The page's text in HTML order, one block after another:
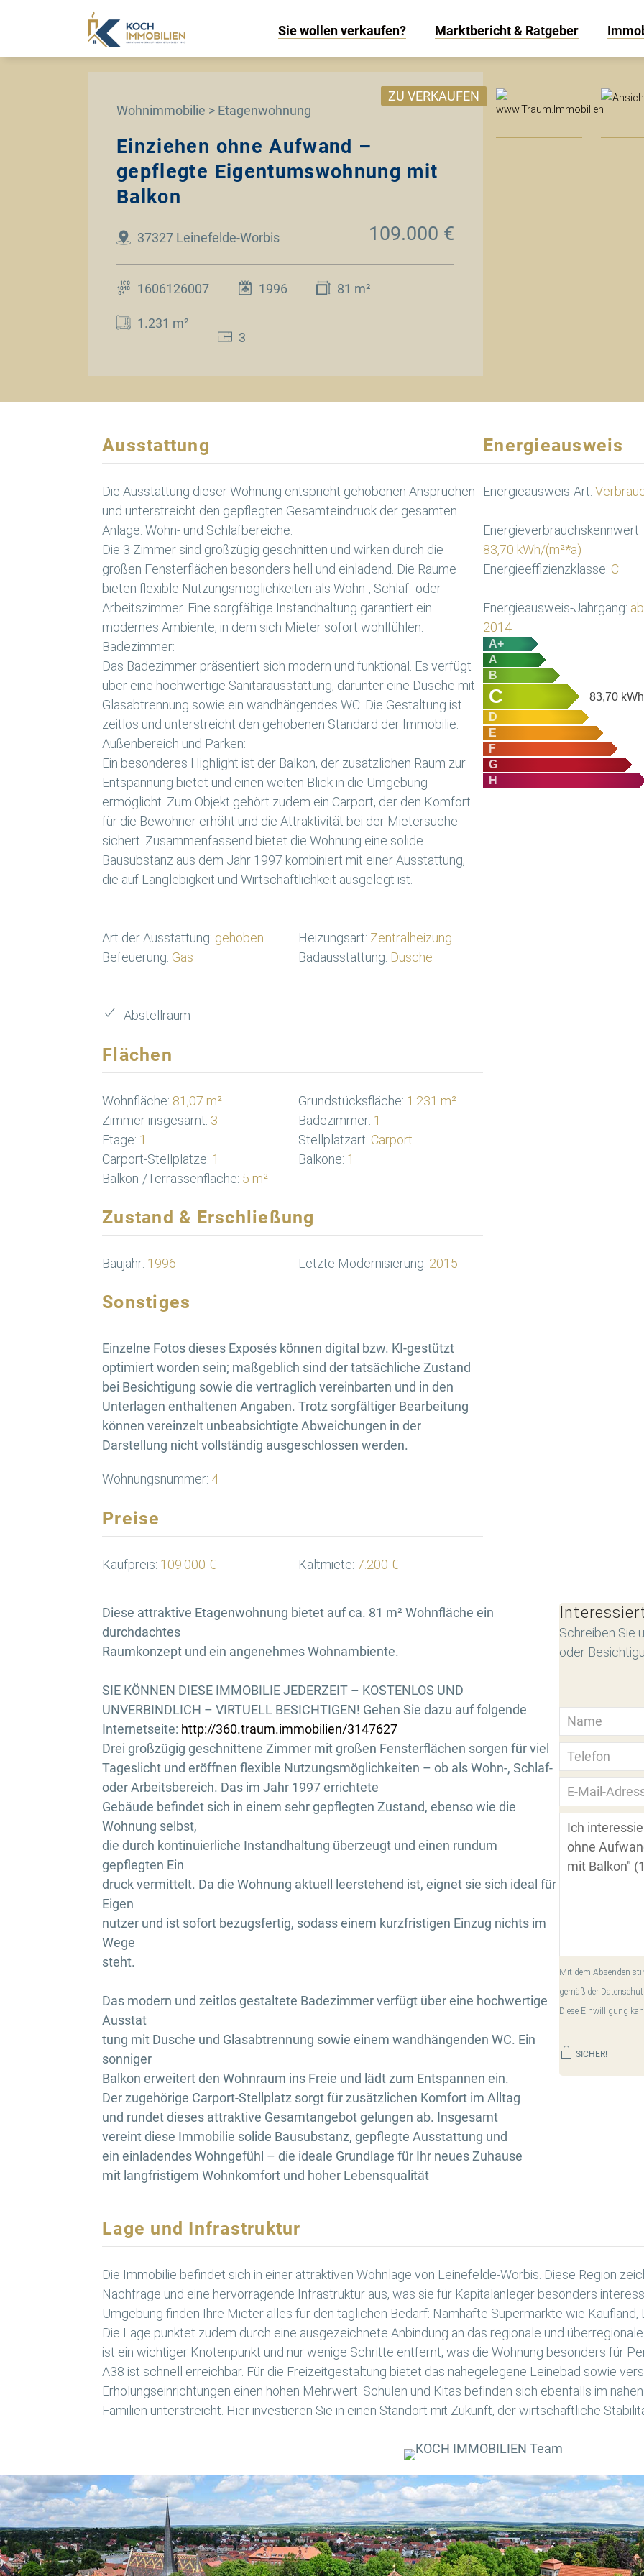
Sie wollen verkaufen? Marktbericht & Ratgeber
Wohnimmobilie > Etagenwohnung
ZU VERKAUFEN
Einziehen ohne Aufwand –
gepflegte Eigentumswohnung mit
Balkon
37327 Leinefelde-Worbis 109.000 €
1606126007 1996 81 m²
1.231 m²
3
Ausstattung
Die Ausstattung dieser Wohnung entspricht gehobenen Ansprüchen
und unterstreicht den gepflegten Gesamteindruck der gesamten
Anlage. Wohn- und Schlafbereiche:
Die 3 Zimmer sind großzügig geschnitten und wirken durch die
großen Fensterflächen besonders hell und einladend. Die Räume
bieten flexible Nutzungsmöglichkeiten als Wohn-, Schlaf- oder
Arbeitszimmer. Eine sorgfältige Instandhaltung garantiert ein
modernes Ambiente, in dem sich Mieter sofort wohlfühlen.
Badezimmer:
Das Badezimmer präsentiert sich modern und funktional. Es verfügt
über eine hochwertige Sanitärausstattung, darunter eine Dusche mit
Glasabtrennung sowie ein wandhängendes WC. Die Gestaltung ist
zeitlos und unterstreicht den gehobenen Standard der Immobilie.
Außenbereich und Parken:
Ein besonderes Highlight ist der Balkon, der zusätzlichen Raum zur
Entspannung bietet und einen weiten Blick in die Umgebung
ermöglicht. Zum Objekt gehört zudem ein Carport, der den Komfort
für die Bewohner erhöht und die Attraktivität bei der Mietersuche
sichert. Zusammenfassend bietet die Wohnung eine solide
Bausubstanz aus dem Jahr 1997 kombiniert mit einer Ausstattung,
die auf Langlebigkeit und Wirtschaftlichkeit ausgelegt ist.
Art der Ausstattung: gehoben Heizungsart: Zentralheizung
Befeuerung: Gas Badausstattung: Dusche
Abstellraum
Flächen
Wohnfläche: 81,07 m² Grundstücksfläche: 1.231 m²
Zimmer insgesamt: 3 Badezimmer: 1
Etage: 1 Stellplatzart: Carport
Carport-Stellplätze: 1 Balkone: 1
Balkon-/Terrassenfläche: 5 m²
Zustand & Erschließung
Baujahr: 1996 Letzte Modernisierung: 2015
Sonstiges
Einzelne Fotos dieses Exposés können digital bzw. KI-gestützt
optimiert worden sein; maßgeblich sind der tatsächliche Zustand
bei Besichtigung sowie die vertraglich vereinbarten und in den
Unterlagen enthaltenen Angaben. Trotz sorgfältiger Bearbeitung
können vereinzelt unbeabsichtigte Abweichungen in der
Darstellung nicht vollständig ausgeschlossen werden.
Wohnungsnummer: 4
Preise
Kaufpreis: 109.000 € Kaltmiete: 7.200 €
Energieausweis
Energieausweis-Art:
Energieverbrauchskennwert:
83,70 kWh/(m²*a)
Energieeffizienzklasse: C
Energieausweis-Jahrgang:
2014
A+
A
B
C 83,70
D
E
F
G
H
Diese attraktive Etagenwohnung bietet auf ca. 81 m² Wohnfläche ein
durchdachtes
Raumkonzept und ein angenehmes Wohnambiente.
SIE KÖNNEN DIESE IMMOBILIE JEDERZEIT – KOSTENLOS UND
UNVERBINDLICH – VIRTUELL BESICHTIGEN! Gehen Sie dazu auf folgende
Internetseite: http://360.traum.immobilien/3147627
Drei großzügig geschnittene Zimmer mit großen Fensterflächen sorgen für viel
Tageslicht und eröffnen flexible Nutzungsmöglichkeiten – ob als Wohn-, Schlaf-
oder Arbeitsbereich. Das im Jahr 1997 errichtete
Gebäude befindet sich in einem sehr gepflegten Zustand, ebenso wie die
Wohnung selbst,
die durch kontinuierliche Instandhaltung überzeugt und einen rundum
gepflegten Ein
druck vermittelt. Da die Wohnung aktuell leerstehend ist, eignet sie sich ideal für
Eigen
nutzer und ist sofort bezugsfertig, sodass einem kurzfristigen Einzug nichts im
Wege
steht.
Das modern und zeitlos gestaltete Badezimmer verfügt über eine hochwertige
Ausstat
tung mit Dusche und Glasabtrennung sowie einem wandhängenden WC. Ein
sonniger
Balkon erweitert den Wohnraum ins Freie und lädt zum Entspannen ein.
Der zugehörige Carport-Stellplatz sorgt für zusätzlichen Komfort im Alltag
und rundet dieses attraktive Gesamtangebot gelungen ab. Insgesamt
vereint diese Immobilie solide Bausubstanz, gepflegte Ausstattung und
ein einladendes Wohngefühl – die ideale Grundlage für Ihr neues Zuhause
mit langfristigem Wohnkomfort und hoher Lebensqualität
Schreiben Sie
oder
Mit dem Absenden
gemäß der
Diese Einwilligung
SICHER!
Lage und Infrastruktur
Die Immobilie befindet sich in einer attraktiven Wohnlage von Leinefelde-Worbis. Diese Region
Nachfrage und eine hervorragende Infrastruktur aus, was sie für Kapitalanleger besonders
Umgebung finden Ihre Mieter alles für den täglichen Bedarf: Namhafte Supermärkte wie Kaufland,
Die Lage punktet zudem durch eine ausgezeichnete Anbindung an das regionale und
ist ein wichtiger Knotenpunkt und nur wenige Schritte entfernt, was die Wohnung besonders für
A38 ist schnell erreichbar. Für die Freizeitgestaltung bietet das nahegelegene Leinebad sowie
Erholungseinrichtungen einen hohen Mehrwert. Schulen und Kitas befinden sich ebenfalls im
Familien unterstreicht. Hier investieren Sie in einen Standort mit Zukunft, der wirtschaftliche